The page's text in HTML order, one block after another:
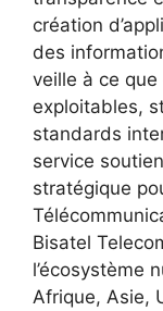
création
des
veille à ce
exploitables,
standards
service
stratégique
Bisatel
l’écosystème
Afrique, Asie,